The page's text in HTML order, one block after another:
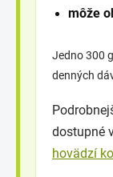
môže
Jedno 300
denných
dostupné
hovädzí